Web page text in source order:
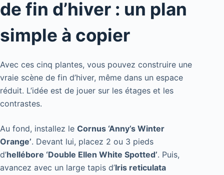
de fin d’hiver : un plan
simple à copier
Avec ces cinq plantes, vous pouvez construire une
vraie scène de fin d’hiver, même dans un espace
réduit. L’idée est de jouer sur les étages et les
contrastes.
Au fond, installez le Cornus ‘Anny’s Winter
Orange’. Devant lui, placez 2 ou 3 pieds
d’hellébore ‘Double Ellen White Spotted’. Puis,
avancez avec un large tapis d’Iris reticulata